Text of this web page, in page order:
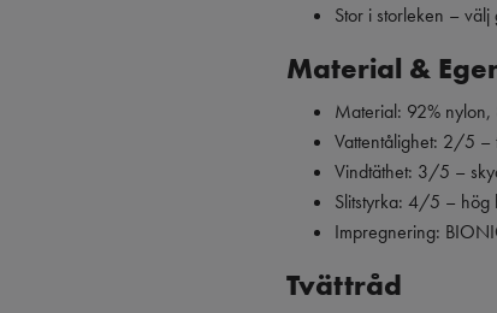
Stor i storleken –
Material &
Material: 92% nylon,
Vattentålighet: 2/5 –
Vindtäthet: 3/5 –
Slitstyrka: 4/5 – hög
Impregnering:
Tvättråd